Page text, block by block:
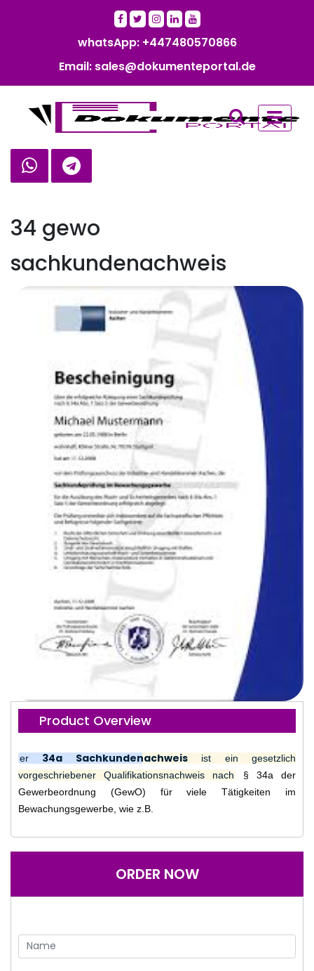
whatsApp: +447480570866‬‬
Email: sales@dokumenteportal.de
34 gewo
sachkundenachweis
Product Overview
er 34a Sachkundenachweisist ein gesetzlich
vorgeschriebener Qualifikationsnachweis nach
§ 34a der
Gewerbeordnung (GewO) für viele Tätigkeiten im
Bewachungsgewerbe, wie z.B.
ORDER NOW